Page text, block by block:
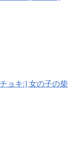
ョキ:] 女の子の柴